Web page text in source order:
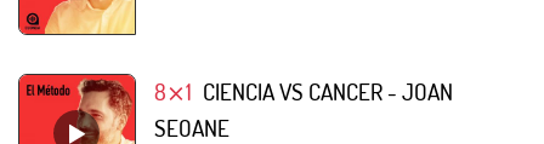
8⨯1 CIENCIA VS CANCER - JOAN
SEOANE